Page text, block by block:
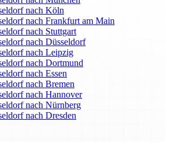
nach Köln
nach Frankfurt am Main
nach Stuttgart
nach Düsseldorf
nach Leipzig
nach Dortmund
nach Essen
nach Bremen
nach Hannover
nach Nürnberg
nach Dresden